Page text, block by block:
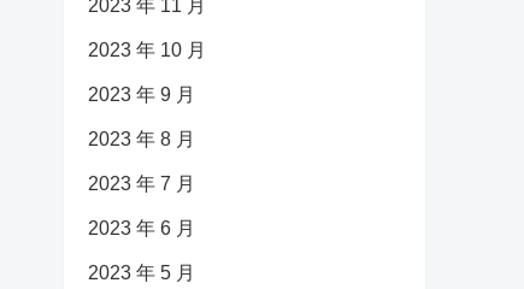
2023 年 11 月
2023 年 10 月
2023 年 9 月
2023 年 8 月
2023 年 7 月
2023 年 6 月
2023 年 5 月